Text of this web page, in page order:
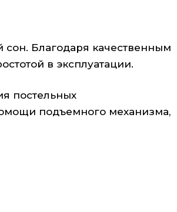
Благодаря качественным
в эксплуатации.
постельных
подъемного механизма,